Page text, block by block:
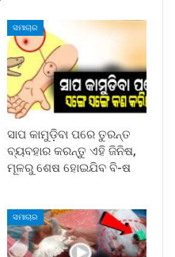
ସମାଚାର
ସାପ କାମୁଡ଼ିବା ପରେ ତୁରନ୍ତ
ବ୍ୟବହାର କରନ୍ତୁ ଏହି ଜିନିଷ,
ମୂଳରୁ ଶେଷ ହୋଇଯିବ ବି-ଷ
ସମାଚାର